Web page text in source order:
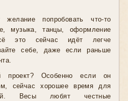
желание попробовать что-то
музыка, танцы, оформление
это сейчас идёт легче
себе, даже если раньше
проект? Особенно если он
сейчас хорошее время для
Весы любят честные